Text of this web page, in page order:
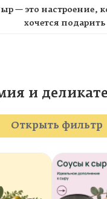
— это настроение,
хочется подарить
и
Открыть фильтр